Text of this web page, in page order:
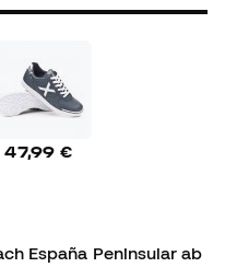
47,99 €
España Peninsular ab